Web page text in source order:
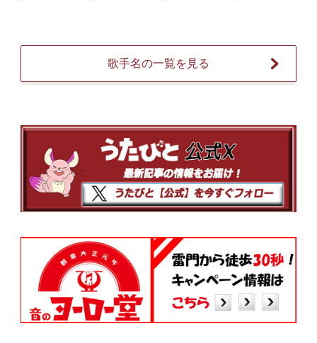
歌手名の一覧を見る